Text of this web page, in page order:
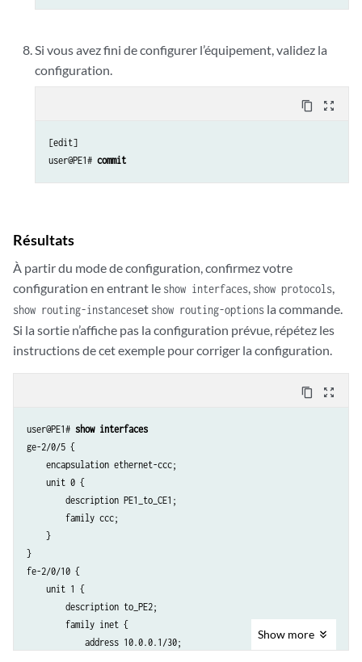
Si vous avez fini de configurer l’équipement, validez la
configuration.
content_copy zoom_out_map
[edit]
user@PE1# commit
Résultats
À partir du mode de configuration, confirmez votre
configuration en entrant le show interfaces, show protocols,
show routing-instanceset show routing-options la commande.
Si la sortie n’affiche pas la configuration prévue, répétez les
instructions de cet exemple pour corriger la configuration.
content_copy zoom_out_map
user@PE1# show interfaces
ge-2/0/5 {
    encapsulation ethernet-ccc;
    unit 0 {
        description PE1_to_CE1;
        family ccc;
    }
}
fe-2/0/10 {
    unit 1 {
        description to_PE2;
        family inet {
            address 10.0.0.1/30;
Show more